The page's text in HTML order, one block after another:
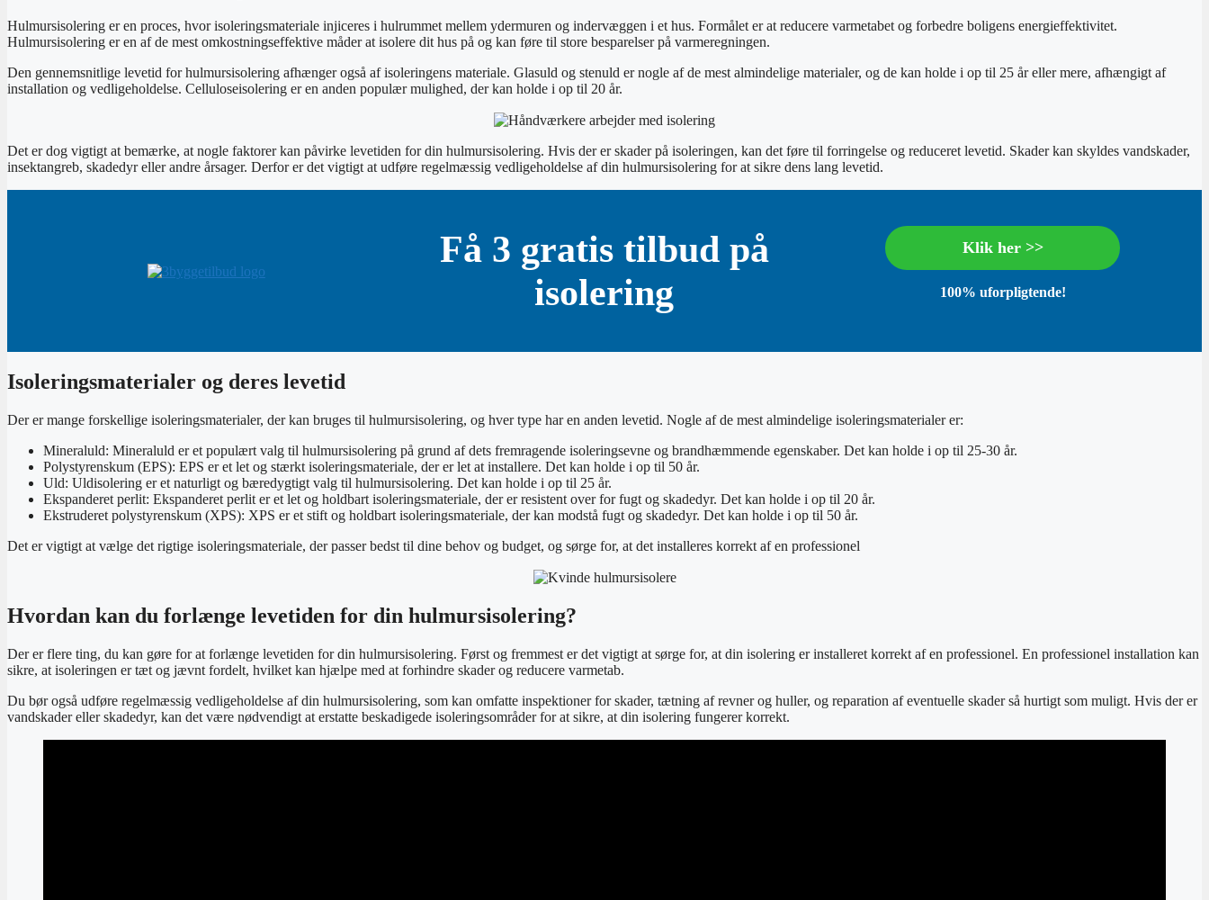
Hulmursisolering er en proces, hvor isoleringsmateriale injiceres i hulrummet mellem ydermuren og indervæggen i et hus. Formålet er at reducere varmetabet og forbedre boligens energieffektivitet.
Hulmursisolering er en af de mest omkostningseffektive måder at isolere dit hus på og kan føre til store besparelser på varmeregningen.
Den gennemsnitlige levetid for hulmursisolering afhænger også af isoleringens materiale. Glasuld og stenuld er nogle af de mest almindelige materialer, og de kan holde i op til 25 år eller mere, afhængigt af
installation og vedligeholdelse. Celluloseisolering er en anden populær mulighed, der kan holde i op til 20 år.
Det er dog vigtigt at bemærke, at nogle faktorer kan påvirke levetiden for din hulmursisolering. Hvis der er skader på isoleringen, kan det føre til forringelse og reduceret levetid. Skader kan skyldes vandskader,
insektangreb, skadedyr eller andre årsager. Derfor er det vigtigt at udføre regelmæssig vedligeholdelse af din hulmursisolering for at sikre dens lang levetid.
Få 3 gratis tilbud på
isolering
Klik her >>
100% uforpligtende!
Isoleringsmaterialer og deres levetid
Der er mange forskellige isoleringsmaterialer, der kan bruges til hulmursisolering, og hver type har en anden levetid. Nogle af de mest almindelige isoleringsmaterialer er:
Mineraluld: Mineraluld er et populært valg til hulmursisolering på grund af dets fremragende isoleringsevne og brandhæmmende egenskaber. Det kan holde i op til 25-30 år.
Polystyrenskum (EPS): EPS er et let og stærkt isoleringsmateriale, der er let at installere. Det kan holde i op til 50 år.
Uld: Uldisolering er et naturligt og bæredygtigt valg til hulmursisolering. Det kan holde i op til 25 år.
Ekspanderet perlit: Ekspanderet perlit er et let og holdbart isoleringsmateriale, der er resistent over for fugt og skadedyr. Det kan holde i op til 20 år.
Ekstruderet polystyrenskum (XPS): XPS er et stift og holdbart isoleringsmateriale, der kan modstå fugt og skadedyr. Det kan holde i op til 50 år.
Det er vigtigt at vælge det rigtige isoleringsmateriale, der passer bedst til dine behov og budget, og sørge for, at det installeres korrekt af en professionel
Hvordan kan du forlænge levetiden for din hulmursisolering?
Der er flere ting, du kan gøre for at forlænge levetiden for din hulmursisolering. Først og fremmest er det vigtigt at sørge for, at din isolering er installeret korrekt af en professionel. En professionel installation kan
sikre, at isoleringen er tæt og jævnt fordelt, hvilket kan hjælpe med at forhindre skader og reducere varmetab.
Du bør også udføre regelmæssig vedligeholdelse af din hulmursisolering, som kan omfatte inspektioner for skader, tætning af revner og huller, og reparation af eventuelle skader så hurtigt som muligt. Hvis der er
vandskader eller skadedyr, kan det være nødvendigt at erstatte beskadigede isoleringsområder for at sikre, at din isolering fungerer korrekt.